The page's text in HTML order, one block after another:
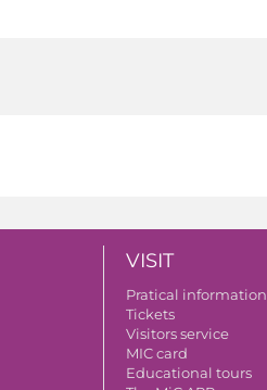
VISIT
Pratical information
Tickets
Visitors service
MIC card
Educational tours